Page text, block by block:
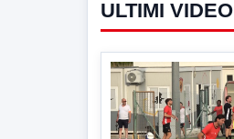
ULTIMI VIDEO